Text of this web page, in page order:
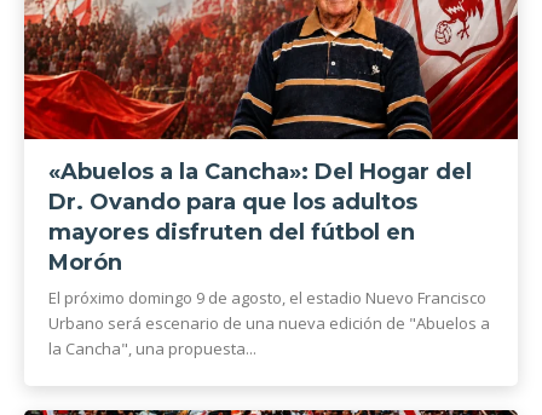
«Abuelos a la Cancha»: Del Hogar del
Dr. Ovando para que los adultos
mayores disfruten del fútbol en
Morón
El próximo domingo 9 de agosto, el estadio Nuevo Francisco
Urbano será escenario de una nueva edición de "Abuelos a
la Cancha", una propuesta...